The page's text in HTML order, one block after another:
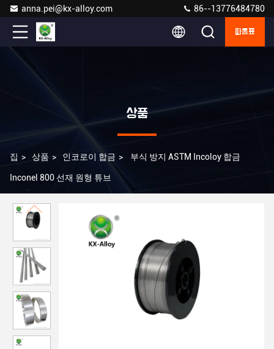
anna.pei@kx-alloy.com 86--13776484780
따옴표
상품
집 > 상품 > 인코로이 합금 > 부식 방지 ASTM Incoloy 합금
Inconel 800 선재 원형 튜브